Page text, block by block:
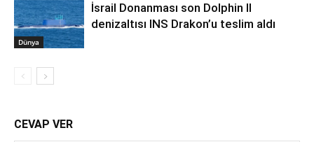
Dünya
İsrail Donanması son Dolphin II
denizaltısı INS Drakon’u teslim aldı
CEVAP VER